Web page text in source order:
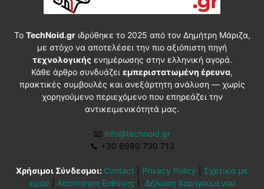
Το TechNoid.grιδρύθηκε το 2025 από τον Δημήτρη Μάριζα,
με στόχο να αποτελέσει την πιο αξιόπιστη πηγή
τεχνολογικήςενημέρωσης στην ελληνική αγορά.
Κάθε άρθρο συνδυάζει εμπεριστατωμένη έρευνα,
πρακτικές συμβουλές και ανεξάρτητη ανάλυση — χωρίς
χορηγούμενο περιεχόμενο που επηρεάζει την
αντικειμενικότητά μας.
📧 info@technoid.gr
📞 +30 6980 730 713
Χρήσιμοι Σύνδεσμοι: Contact Privacy Policy
Σχετικά με
εμάς
Αποποίηση Ευθύνης
Δήλωση Χορηγούμενου